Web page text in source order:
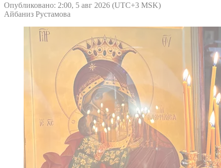
Опубликовано: 2:00, 5 авг 2026 (UTC+3 MSK)
Айбаниз Рустамова